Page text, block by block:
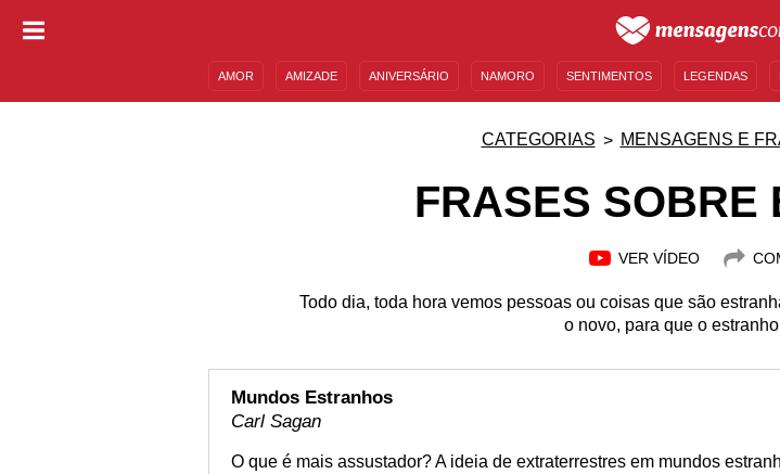
AMOR AMIZADE ANIVERSÁRIO NAMORO SENTIMENTOS LEGENDAS
CATEGORIAS MENSAGENS E
FRASES SOBRE
VER VÍDEO
Todo dia, toda hora vemos pessoas ou coisas que são
o novo, para que o
Mundos Estranhos
Carl Sagan
O que é mais assustador? A ideia de extraterrestres em mundos